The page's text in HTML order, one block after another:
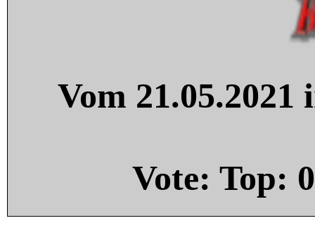
Vom
Vote: Top: 0